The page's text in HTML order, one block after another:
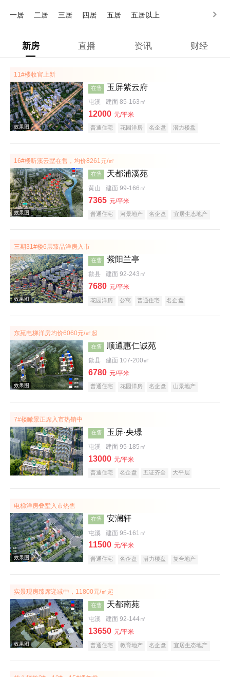
一居 二居 三居 四居 五居 五居以上
新房 直播 资讯 财经
11#楼收官上新
效果图
在售 玉屏紫云府
屯溪 建面 85-163㎡
12000 元/平米
普通住宅 花园洋房 名企盘
潜力楼盘
16#楼听溪云墅在售，均价8261元/㎡
效果图
在售 天都浦溪苑
黄山 建面 99-166㎡
7365 元/平米
普通住宅 河景地产 名企盘
宜居生态地产
三期31#楼6层臻品洋房入市
效果图
在售 紫阳兰亭
歙县 建面 92-243㎡
7680 元/平米
花园洋房 公寓 普通住宅
名企盘
东苑电梯洋房均价6060元/㎡起
效果图
在售 顺通惠仁诚苑
歙县 建面 107-200㎡
6780 元/平米
普通住宅 花园洋房 名企盘
山景地产
7#楼瞰景正席入市热销中
在售 玉屏·央璟
屯溪 建面 95-185㎡
13000 元/平米
普通住宅 名企盘 五证齐全 大平层
电梯洋房叠墅入市热售
在售 安澜轩
屯溪 建面 95-161㎡
11500 元/平米
普通住宅 名企盘 潜力楼盘
复合地产
实景现房臻席递减中，11800元/㎡起
在售 天都南苑
屯溪 建面 92-144㎡
13650 元/平米
普通住宅 教育地产 名企盘
宜居生态地产